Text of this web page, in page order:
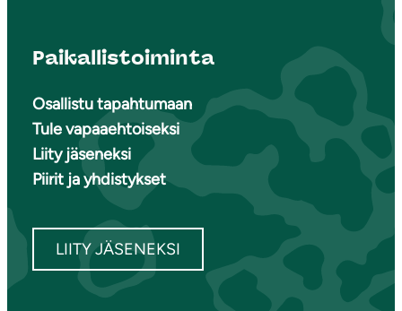
Paikallistoiminta
Osallistu tapahtumaan
Tule vapaaehtoiseksi
Liity jäseneksi
Piirit ja yhdistykset
LIITY JÄSENEKSI